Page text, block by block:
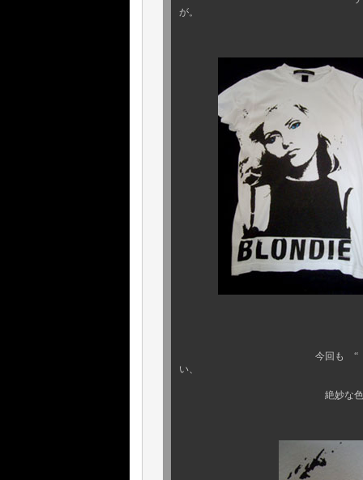
が。
今回も “ マークジェイ
い、
絶妙な色使いや、やさし